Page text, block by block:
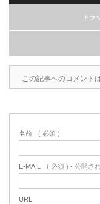
トラ
この記事へのコメント
名前 ( 必須 )
E-MAIL ( 必須 ) - 公開さ
URL